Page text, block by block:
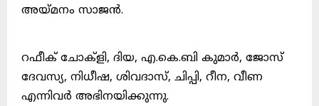
അയ്മനം സാജൻ.
റഫീക് ചോക്ളി, ദിയ, എ.കെ.ബി കുമാർ, ജോസ്
ദേവസ്യ, നിധീഷ, ശിവദാസ്, ചിപ്പി, റീന, വീണ
എന്നിവർ അഭിനയിക്കുന്നു.